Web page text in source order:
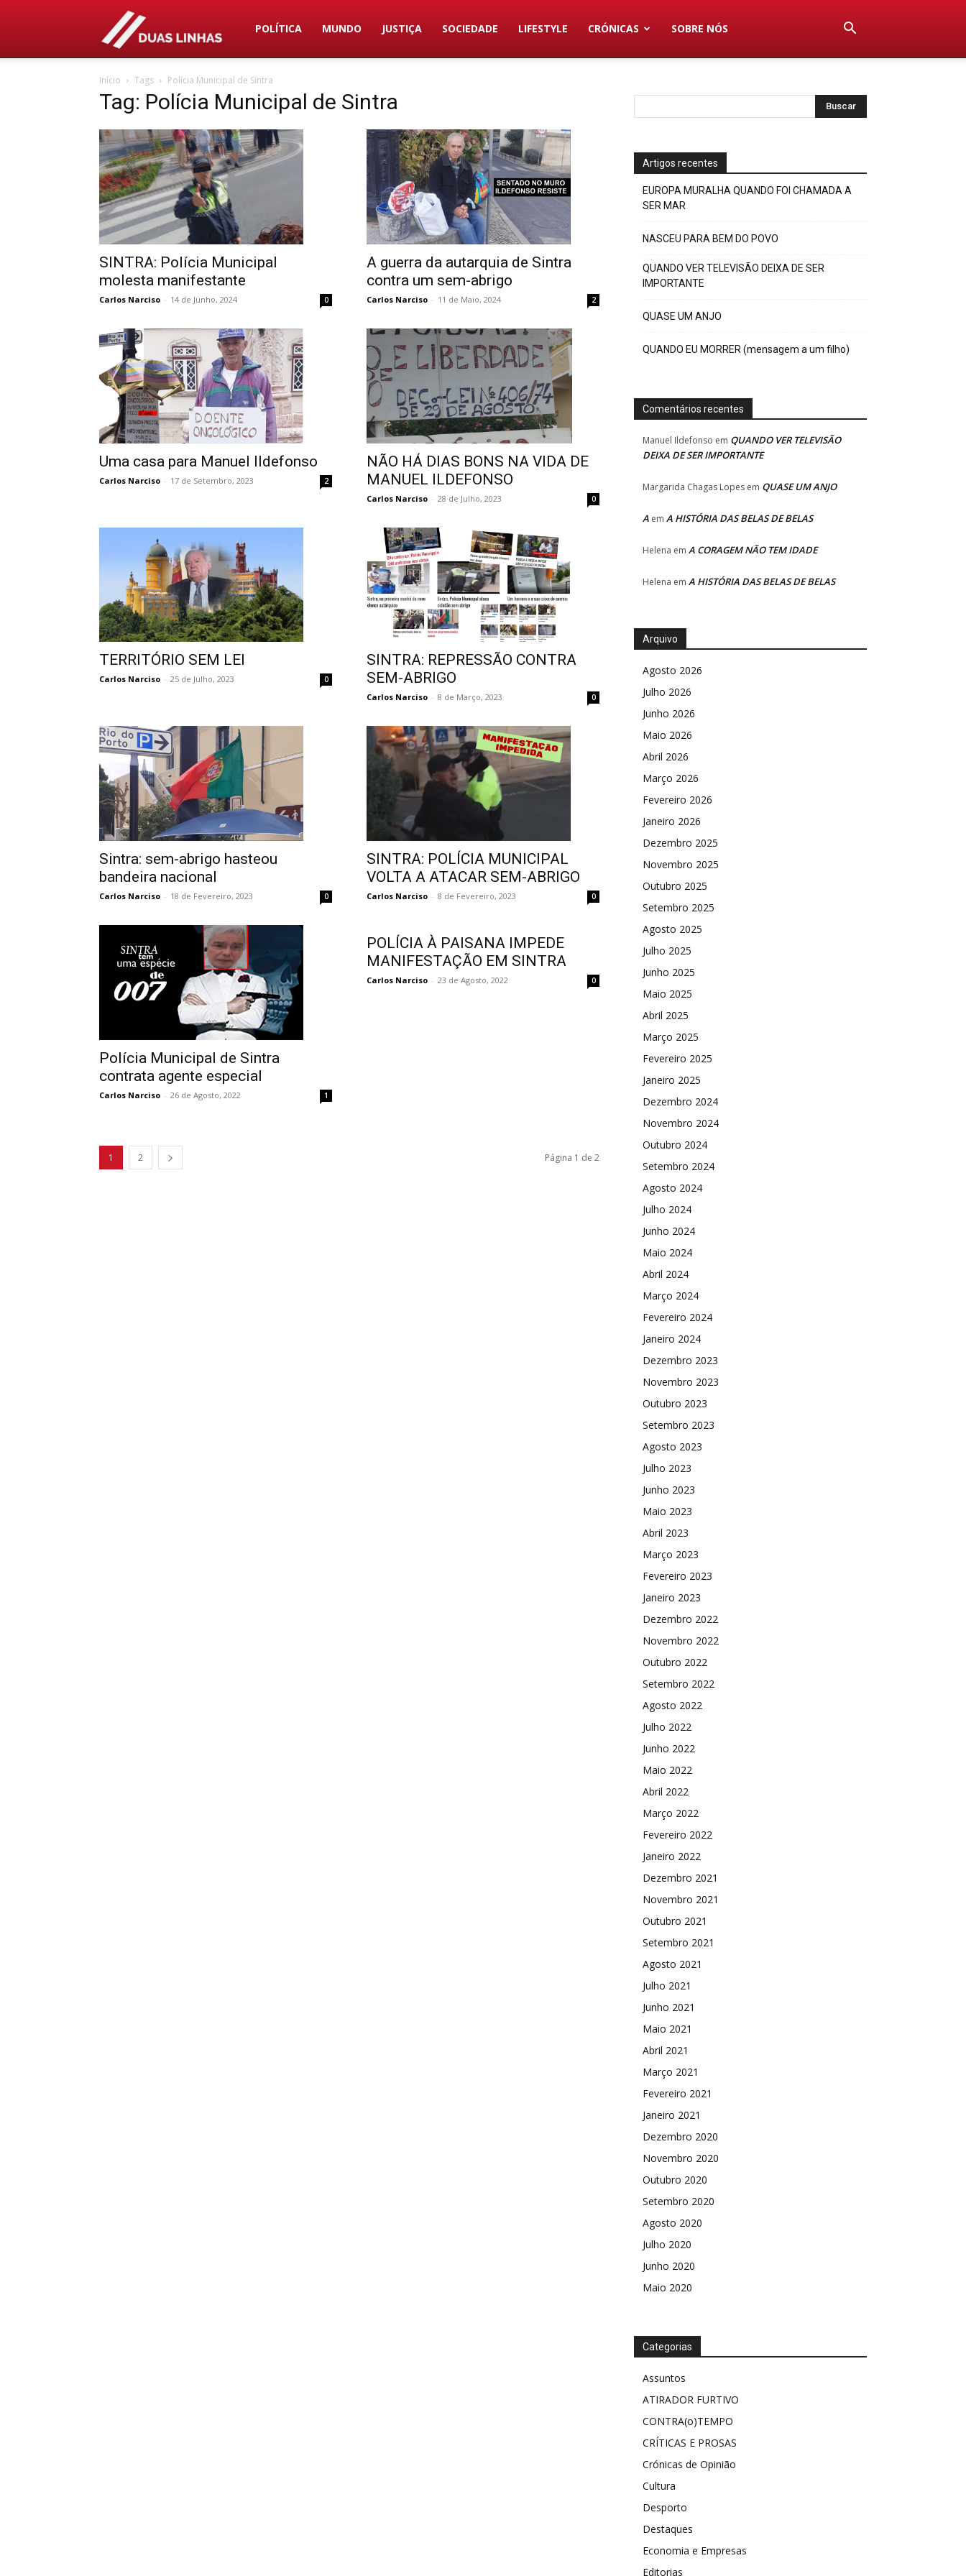
Duas
Linhas
POLÍTICA MUNDO JUSTIÇA SOCIEDADE LIFESTYLE CRÓNICAS SOBRE NÓS
Início Tags Polícia Municipal de Sintra
Tag: Polícia Municipal de Sintra
SINTRA: Polícia Municipal
molesta manifestante
Carlos Narciso - 14 de Junho, 2024 0
A guerra da autarquia de Sintra
contra um sem-abrigo
Carlos Narciso - 11 de Maio, 2024 2
Uma casa para Manuel Ildefonso
Carlos Narciso - 17 de Setembro, 2023 2
NÃO HÁ DIAS BONS NA VIDA DE
MANUEL ILDEFONSO
Carlos Narciso - 28 de Julho, 2023 0
TERRITÓRIO SEM LEI
Carlos Narciso - 25 de Julho, 2023 0
SINTRA: REPRESSÃO CONTRA
SEM-ABRIGO
Carlos Narciso - 8 de Março, 2023 0
Sintra: sem-abrigo hasteou
bandeira nacional
Carlos Narciso - 18 de Fevereiro, 2023 0
SINTRA: POLÍCIA MUNICIPAL
VOLTA A ATACAR SEM-ABRIGO
Carlos Narciso - 8 de Fevereiro, 2023 0
Polícia Municipal de Sintra
contrata agente especial
Carlos Narciso - 26 de Agosto, 2022 1
POLÍCIA À PAISANA IMPEDE
MANIFESTAÇÃO EM SINTRA
Carlos Narciso - 23 de Agosto, 2022 0
1 2 Página 1 de 2
Artigos recentes
EUROPA MURALHA QUANDO FOI CHAMADA A
SER MAR
NASCEU PARA BEM DO POVO
QUANDO VER TELEVISÃO DEIXA DE SER
IMPORTANTE
QUASE UM ANJO
QUANDO EU MORRER (mensagem a um filho)
Comentários recentes
Manuel Ildefonso em QUANDO VER TELEVISÃO
DEIXA DE SER IMPORTANTE
Margarida Chagas Lopes em QUASE UM ANJO
A em A HISTÓRIA DAS BELAS DE BELAS
Helena em A CORAGEM NÃO TEM IDADE
Helena em A HISTÓRIA DAS BELAS DE BELAS
Arquivo
Agosto 2026
Julho 2026
Junho 2026
Maio 2026
Abril 2026
Março 2026
Fevereiro 2026
Janeiro 2026
Dezembro 2025
Novembro 2025
Outubro 2025
Setembro 2025
Agosto 2025
Julho 2025
Junho 2025
Maio 2025
Abril 2025
Março 2025
Fevereiro 2025
Janeiro 2025
Dezembro 2024
Novembro 2024
Outubro 2024
Setembro 2024
Agosto 2024
Julho 2024
Junho 2024
Maio 2024
Abril 2024
Março 2024
Fevereiro 2024
Janeiro 2024
Dezembro 2023
Novembro 2023
Outubro 2023
Setembro 2023
Agosto 2023
Julho 2023
Junho 2023
Maio 2023
Abril 2023
Março 2023
Fevereiro 2023
Janeiro 2023
Dezembro 2022
Novembro 2022
Outubro 2022
Setembro 2022
Agosto 2022
Julho 2022
Junho 2022
Maio 2022
Abril 2022
Março 2022
Fevereiro 2022
Janeiro 2022
Dezembro 2021
Novembro 2021
Outubro 2021
Setembro 2021
Agosto 2021
Julho 2021
Junho 2021
Maio 2021
Abril 2021
Março 2021
Fevereiro 2021
Janeiro 2021
Dezembro 2020
Novembro 2020
Outubro 2020
Setembro 2020
Agosto 2020
Julho 2020
Junho 2020
Maio 2020
Categorias
Assuntos
ATIRADOR FURTIVO
CONTRA(o)TEMPO
CRÍTICAS E PROSAS
Crónicas de Opinião
Cultura
Desporto
Destaques
Economia e Empresas
Editorias